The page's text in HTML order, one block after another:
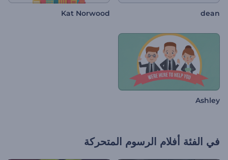
dean
Kat Norwood
Ashley
في الفئة أفلام الرسوم المتحركة